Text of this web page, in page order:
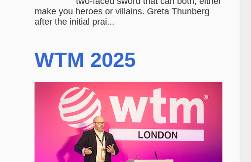
make you heroes or villains. Greta Thunberg
after the initial prai...
WTM 2025